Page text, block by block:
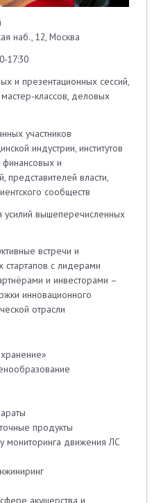
наб., 12, Москва
17:30
и презентационных сессий,
классов, деловых
участников
индустрии, институтов
финансовых и
представителей власти,
сообществ
вышеперечисленных
встречи и
с лидерами
и инвесторами –
инновационного
отрасли
продукты
мониторинга движения ЛС
акушерства и